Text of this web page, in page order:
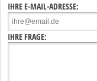
IHRE E-MAIL-ADRESSE:
IHRE FRAGE: